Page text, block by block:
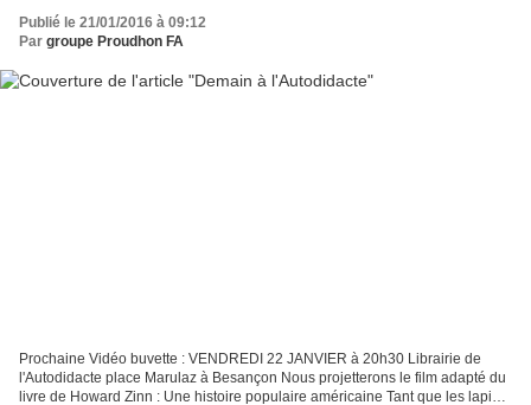
Publié le 21/01/2016 à 09:12
Par groupe Proudhon FA
Prochaine Vidéo buvette : VENDREDI 22 JANVIER à 20h30 Librairie de
l'Autodidacte place Marulaz à Besançon Nous projetterons le film adapté du
livre de Howard Zinn : Une histoire populaire américaine Tant que les lapins